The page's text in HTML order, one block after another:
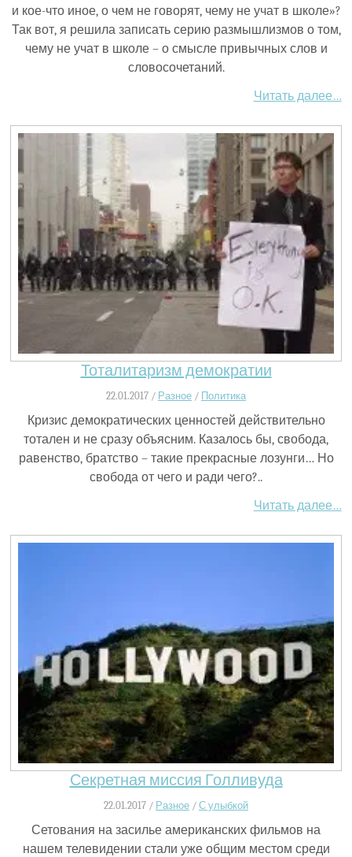
и кое-что иное, о чем не говорят, чему не учат в школе»?
Так вот, я решила записать серию размышлизмов о том,
чему не учат в школе – о смысле привычных слов и
словосочетаний.
Читать далее…
Тоталитаризм демократии
22.01.2017 / Разное / Политика
Кризис демократических ценностей действительно
тотален и не сразу объясним. Казалось бы, свобода,
равенство, братство – такие прекрасные лозунги… Но
свобода от чего и ради чего?..
Читать далее…
Секретная миссия Голливуда
22.01.2017 / Разное / С улыбкой
Сетования на засилье американских фильмов на
нашем телевидении стали уже общим местом среди